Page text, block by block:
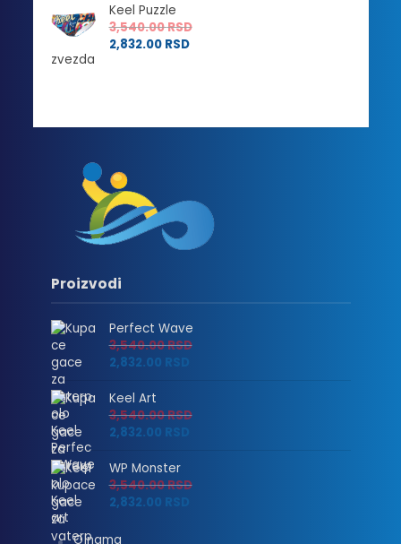
Keel Puzzle
3,540.00RSD
2,832.00 RSD
Proizvodi
Perfect Wave
3,540.00RSD
2,832.00 RSD
Keel Art
3,540.00RSD
2,832.00 RSD
WP Monster
3,540.00RSD
2,832.00 RSD
O nama